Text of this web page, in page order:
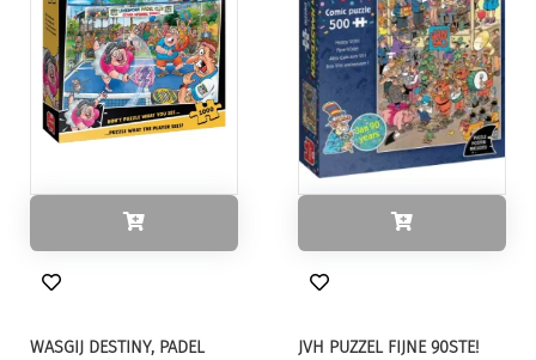
WASGIJ DESTINY, PADEL
JVH PUZZEL FIJNE 90STE!